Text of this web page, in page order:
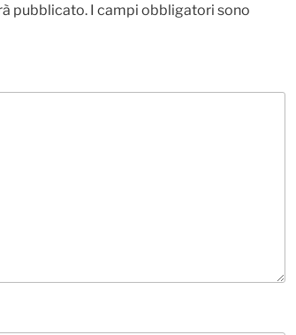
pubblicato. I campi obbligatori sono